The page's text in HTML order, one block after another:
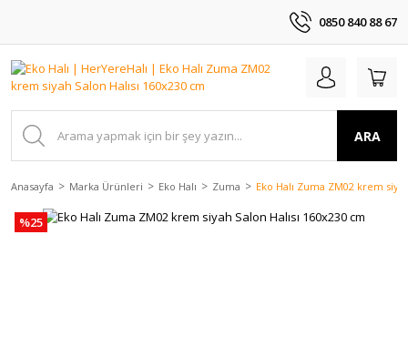
0850 840 88 67
ARA
Anasayfa Marka Ürünleri Eko Halı Zuma Eko Halı Zuma ZM02 krem
%25